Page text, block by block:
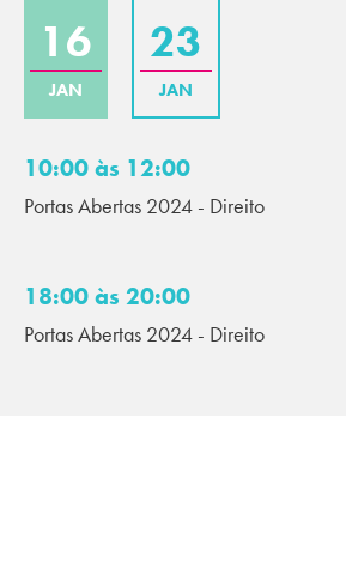
16
JAN
23
JAN
10:00 às 12:00
Portas Abertas 2024 - Direito
18:00 às 20:00
Portas Abertas 2024 - Direito